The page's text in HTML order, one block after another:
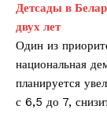
Детсады в
двух лет
Один из
национальная
планируется
с 6,5 до 7,